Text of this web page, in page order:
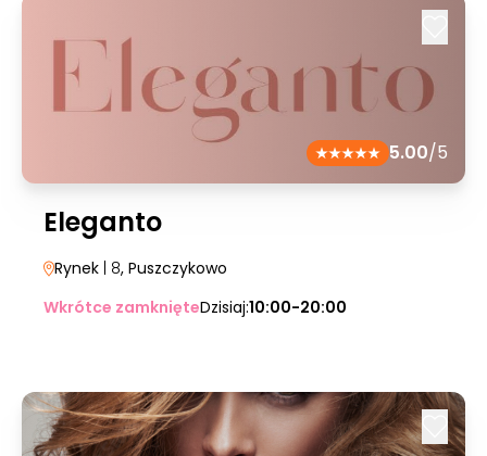
5.00/5
Eleganto
Rynek | 8, Puszczykowo
Wkrótce zamknięteDzisiaj:10:00-20:00